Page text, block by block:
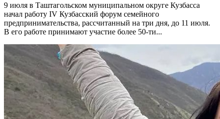
9 июля в Таштагольском муниципальном округе Кузбасса
начал работу IV Кузбасский форум семейного
предпринимательства, рассчитанный на три дня, до 11 июля.
В его работе принимают участие более 50-ти...